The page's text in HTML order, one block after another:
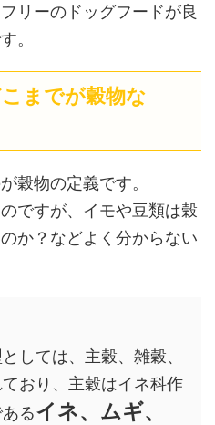
リーのドッグフードが良
。
までが穀物な
穀物の定義です。
ですが、イモや豆類は穀
か？などよく分からない
しては、主穀、雑穀、
おり、主穀はイネ科作
るイネ、ムギ、